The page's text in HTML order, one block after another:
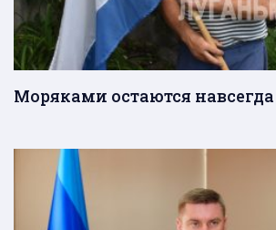
Моряками остаются навсегда